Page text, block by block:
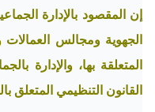
إن المقصود بالإدارة
الجهوية ومجالس العمالات
المتعلقة بها، والإدارة
القانون التنظيمي المتعلق